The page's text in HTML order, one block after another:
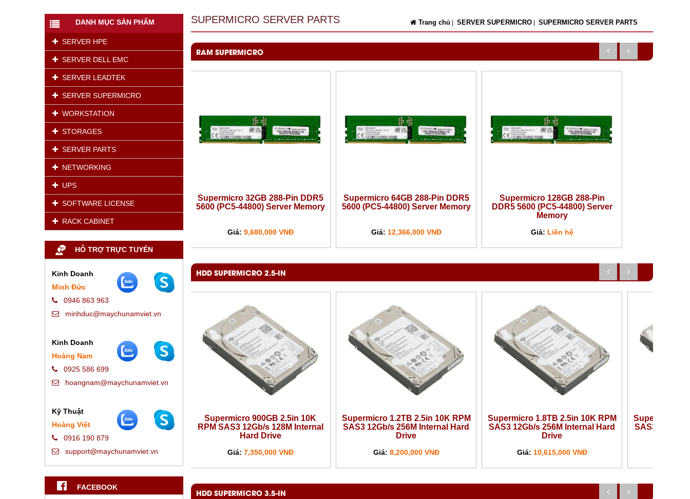
DANH MỤC SẢN PHẨM
SERVER HPE
SERVER DELL EMC
SERVER LEADTEK
SERVER SUPERMICRO
WORKSTATION
STORAGES
SERVER PARTS
NETWORKING
UPS
SOFTWARE LICENSE
RACK CABINET
HỖ TRỢ TRỰC TUYẾN
Kinh Doanh
Minh Đức
0946 863 963
minhduc@maychunamviet.vn
Kinh Doanh
Hoàng Nam
0925 586 699
hoangnam@maychunamviet.vn
Kỹ Thuật
Hoàng Việt
0916 190 879
support@maychunamviet.vn
FACEBOOK
Trang chủ SERVER SUPERMICRO SUPERMICRO SERVER PARTS
SUPERMICRO SERVER PARTS
RAM SUPERMICRO
5600 (PC5-44800) Server Memory
Giá:6,050,000 VNĐ
Supermicro 32GB 288-Pin DDR5
5600 (PC5-44800) Server Memory
Giá: 9,680,000 VNĐ
Supermicro 64GB 288-Pin DDR5
5600 (PC5-44800) Server Memory
Giá: 12,366,000 VNĐ
Supermicro 128GB 288-Pin
DDR5 5600 (PC5-44800) Server
Memory
Giá: Liên hệ
HDD SUPERMICRO 2.5-IN
Supermicro 600GB 2.5in 15K
RPM SAS3 12Gb/s 256M Internal
Hard Drive
Giá:9,680,000 VNĐ
Supermicro 900GB 2.5in 10K
RPM SAS3 12Gb/s 128M Internal
Hard Drive
Giá: 7,350,000 VNĐ
Supermicro 1.2TB 2.5in 10K RPM
SAS3 12Gb/s 256M Internal Hard
Drive
Giá: 8,200,000 VNĐ
Supermicro 1.8TB 2.5in 10K RPM
SAS3 12Gb/s 256M Internal Hard
Drive
Giá: 10,615,000 VNĐ
Supermicro
SAS3 12Gb/s
HDD SUPERMICRO 3.5-IN